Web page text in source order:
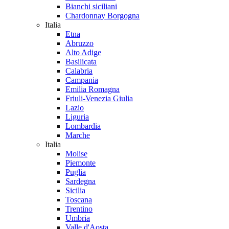
Bianchi siciliani
Chardonnay Borgogna
Italia
Etna
Abruzzo
Alto Adige
Basilicata
Calabria
Campania
Emilia Romagna
Friuli-Venezia Giulia
Lazio
Liguria
Lombardia
Marche
Italia
Molise
Piemonte
Puglia
Sardegna
Sicilia
Toscana
Trentino
Umbria